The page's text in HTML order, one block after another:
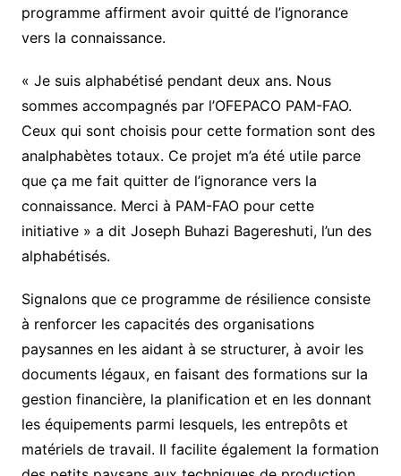
programme affirment avoir quitté de l’ignorance
vers la connaissance.
« Je suis alphabétisé pendant deux ans. Nous
sommes accompagnés par l’OFEPACO PAM-FAO.
Ceux qui sont choisis pour cette formation sont des
analphabètes totaux. Ce projet m’a été utile parce
que ça me fait quitter de l’ignorance vers la
connaissance. Merci à PAM-FAO pour cette
initiative » a dit Joseph Buhazi Bagereshuti, l’un des
alphabétisés.
Signalons que ce programme de résilience consiste
à renforcer les capacités des organisations
paysannes en les aidant à se structurer, à avoir les
documents légaux, en faisant des formations sur la
gestion financière, la planification et en les donnant
les équipements parmi lesquels, les entrepôts et
matériels de travail. Il facilite également la formation